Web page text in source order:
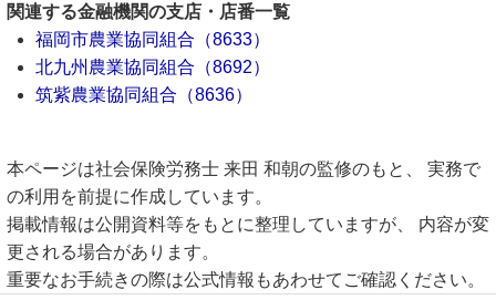
関連する金融機関の支店・店番一覧
福岡市農業協同組合（8633）
北九州農業協同組合（8692）
筑紫農業協同組合（8636）
本ページは社会保険労務士 来田 和朝の監修のもと、 実務で
の利用を前提に作成しています。
掲載情報は公開資料等をもとに整理していますが、 内容が変
更される場合があります。
重要なお手続きの際は公式情報もあわせてご確認ください。